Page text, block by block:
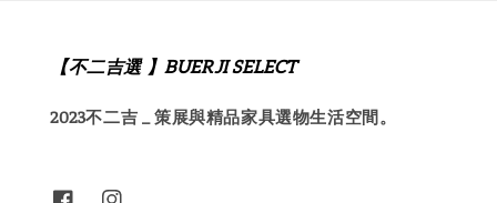
【不二吉選 】BUERJI SELECT
2023不二吉 _ 策展與精品家具選物生活空間。